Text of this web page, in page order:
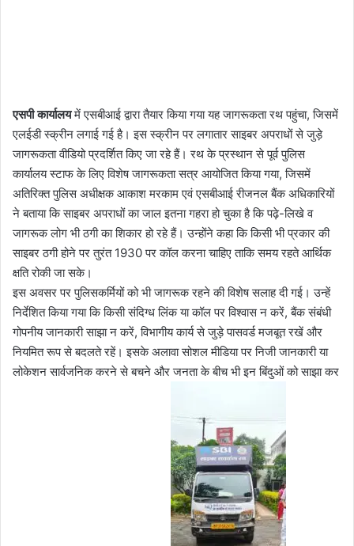
एसपी कार्यालयमें एसबीआई द्वारा तैयार किया गया यह जागरूकता रथ पहुंचा, जिसमें
एलईडी स्क्रीन लगाई गई है। इस स्क्रीन पर लगातार साइबर अपराधों से जुड़े
जागरूकता वीडियो प्रदर्शित किए जा रहे हैं। रथ के प्रस्थान से पूर्व पुलिस
कार्यालय स्टाफ के लिए विशेष जागरूकता सत्र आयोजित किया गया, जिसमें
अतिरिक्त पुलिस अधीक्षक आकाश मरकाम एवं एसबीआई रीजनल बैंक अधिकारियों
ने बताया कि साइबर अपराधों का जाल इतना गहरा हो चुका है कि पढ़े-लिखे व
जागरूक लोग भी ठगी का शिकार हो रहे हैं। उन्होंने कहा कि किसी भी प्रकार की
साइबर ठगी होने पर तुरंत 1930 पर कॉल करना चाहिए ताकि समय रहते आर्थिक
क्षति रोकी जा सके।
इस अवसर पर पुलिसकर्मियों को भी जागरूक रहने की विशेष सलाह दी गई। उन्हें
निर्देशित किया गया कि किसी संदिग्ध लिंक या कॉल पर विश्वास न करें, बैंक संबंधी
गोपनीय जानकारी साझा न करें, विभागीय कार्य से जुड़े पासवर्ड मजबूत रखें और
नियमित रूप से बदलते रहें। इसके अलावा सोशल मीडिया पर निजी जानकारी या
लोकेशन सार्वजनिक करने से बचने और जनता के बीच भी इन बिंदुओं को साझा कर